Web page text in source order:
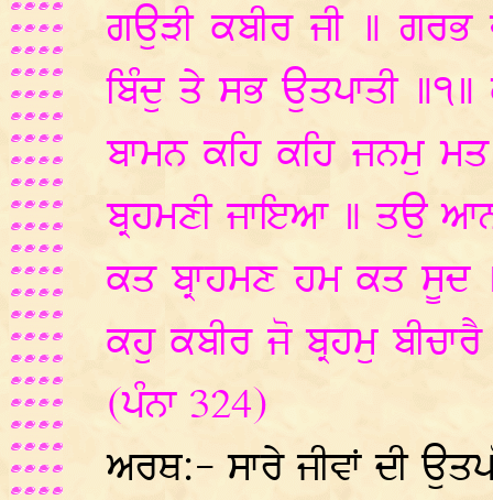
ਗਉੜੀ ਕਬੀਰ ਜੀ ॥ ਗਰਭ
ਬਿੰਦੁ ਤੇ ਸਭ ਉਤਪਾਤੀ
ਬਾਮਨ ਕਹਿ ਕਹਿ ਜਨਮੁ
ਬ੍ਰਹਮਣੀ ਜਾਇਆ ॥ ਤਉ
ਕਤ ਬ੍ਰਾਹਮਣ ਹਮ ਕਤ
ਕਹੁ ਕਬੀਰ ਜੋ ਬ੍ਰਹਮੁ
(ਪੰਨਾ 324)
ਅਰਥ:- ਸਾਰੇ ਜੀਵਾਂ ਦੀ